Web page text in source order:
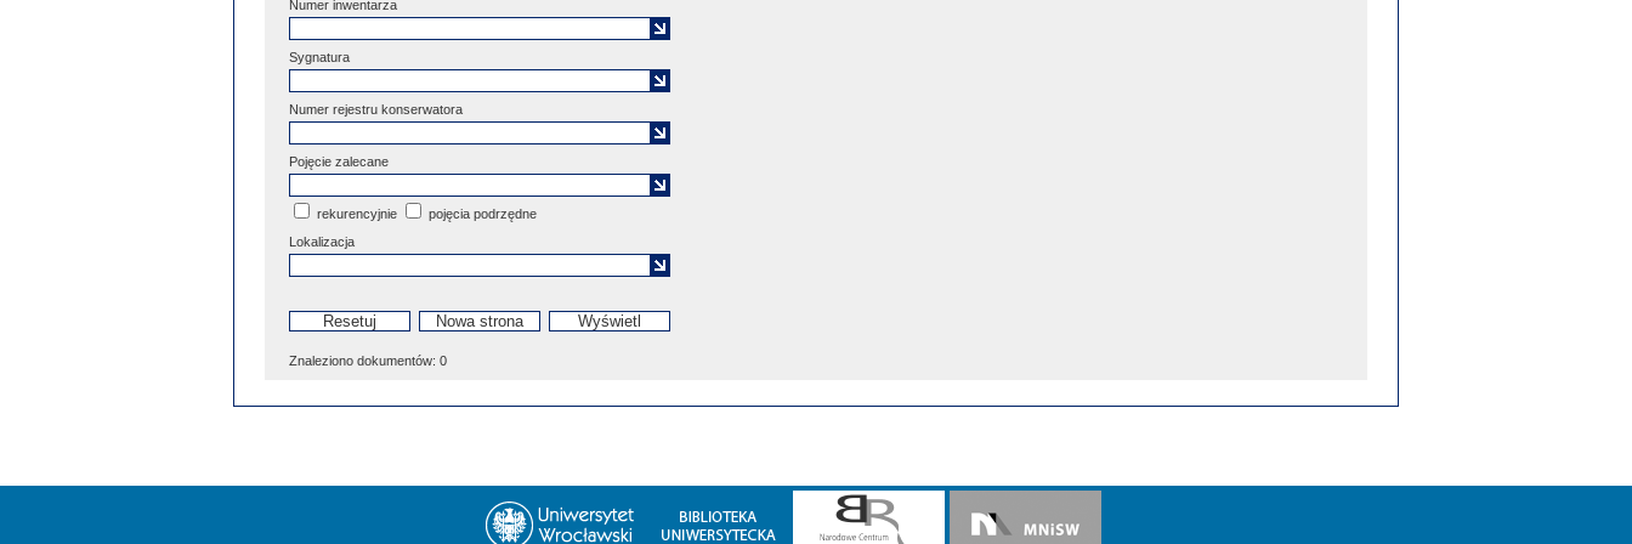
Numer inwentarza
Sygnatura
Numer rejestru konserwatora
Pojęcie zalecane
rekurencyjnie
pojęcia podrzędne
Lokalizacja
Znaleziono dokumentów: 0